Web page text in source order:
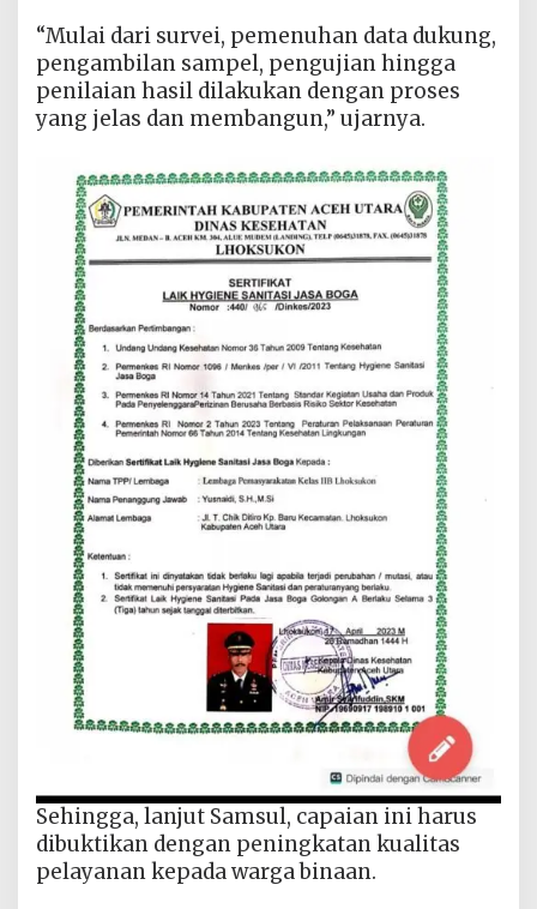
“Mulai dari survei, pemenuhan data dukung,
pengambilan sampel, pengujian hingga
penilaian hasil dilakukan dengan proses
yang jelas dan membangun,” ujarnya.
Sehingga, lanjut Samsul, capaian ini harus
dibuktikan dengan peningkatan kualitas
pelayanan kepada warga binaan.